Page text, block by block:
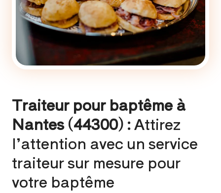
Traiteur pour baptême à
Nantes (44300) :Attirez
l’attention avec un service
traiteur sur mesure pour
votre baptême